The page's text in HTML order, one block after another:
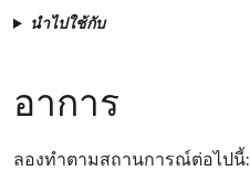
นำไปใช้กับ
อาการ
ลองทำตามสถานการณ์ต่อไปนี้: